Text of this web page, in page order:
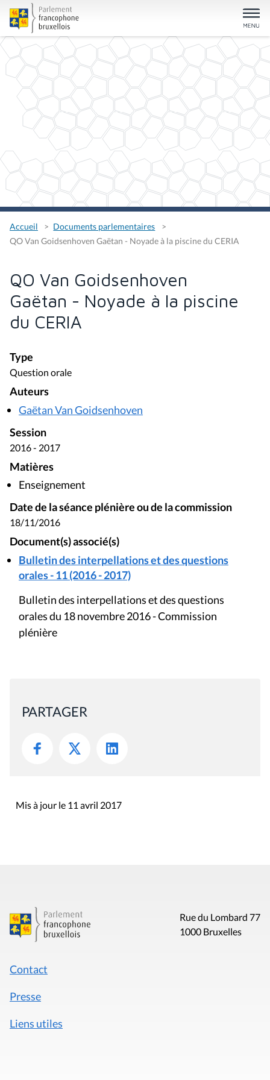
Accueil
Documents parlementaires
QO Van Goidsenhoven Gaëtan - Noyade à la piscine du CERIA
QO Van Goidsenhoven
Gaëtan - Noyade à la piscine
du CERIA
Type
Question orale
Auteurs
Gaëtan Van Goidsenhoven
Session
2016 - 2017
Matières
Enseignement
Date de la séance plénière ou de la commission
18/11/2016
Document(s) associé(s)
Bulletin des interpellations et des questions
orales - 11 (2016 - 2017)
Bulletin des interpellations et des questions
orales du 18 novembre 2016 - Commission
plénière
PARTAGER
Mis à jour le 11 avril 2017
Rue du Lombard 77
1000 Bruxelles
Contact
Presse
Liens utiles